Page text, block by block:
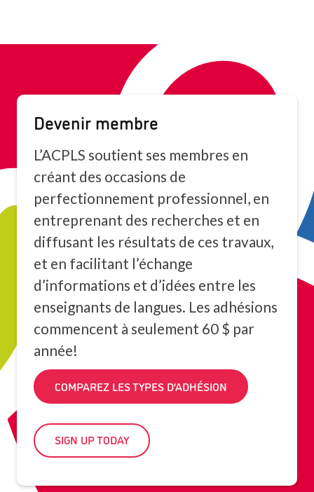
Devenir membre
L’ACPLS soutient ses membres en
créant des occasions de
perfectionnement professionnel, en
entreprenant des recherches et en
diffusant les résultats de ces travaux,
et en facilitant l’échange
d’informations et d’idées entre les
enseignants de langues. Les adhésions
commencent à seulement 60 $ par
année!
COMPAREZ LES TYPES D’ADHÉSION
SIGN UP TODAY